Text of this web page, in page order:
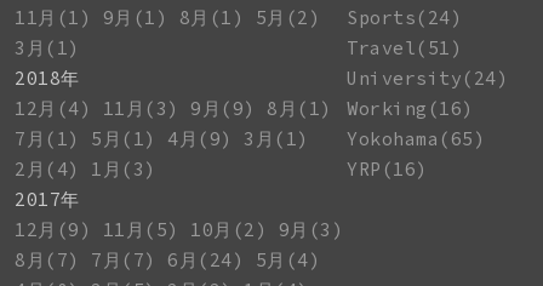
11月(1)
9月(1) 8月(1)
5月(2)
3月(1)
2018年
12月(4)
11月(3) 9月(9)
8月(1)
7月(1)
5月(1) 4月(9)
3月(1)
2月(4)
1月(3)
2017年
12月(9)
11月(5) 10月(2)
9月(3)
8月(7)
7月(7) 6月(24)
5月(4)
Sports(24)
Travel(51)
University(24)
Working(16)
Yokohama(65)
YRP(16)